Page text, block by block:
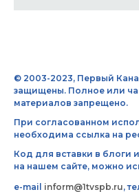
© 2003-2023, Первый
защищены. Полное или
материалов запрещено.
При согласованном
необходима ссылка на
Код для вставки в блоги
на нашем сайте, можно
e-mail inform@1tvspb.ru,